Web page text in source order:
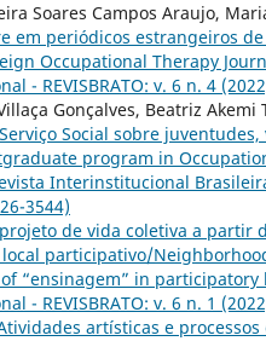
Soares Campos Araujo,
em periódicos estrangeiros
Occupational Therapy
REVISBRATO: v. 6 n. 4
Gonçalves, Beatriz Akemi
Social sobre
program in
Interinstitucional
3544)
de vida coletiva a partir
participativo/
“ensinagem” in participatory
REVISBRATO: v. 6 n. 1
artísticas e